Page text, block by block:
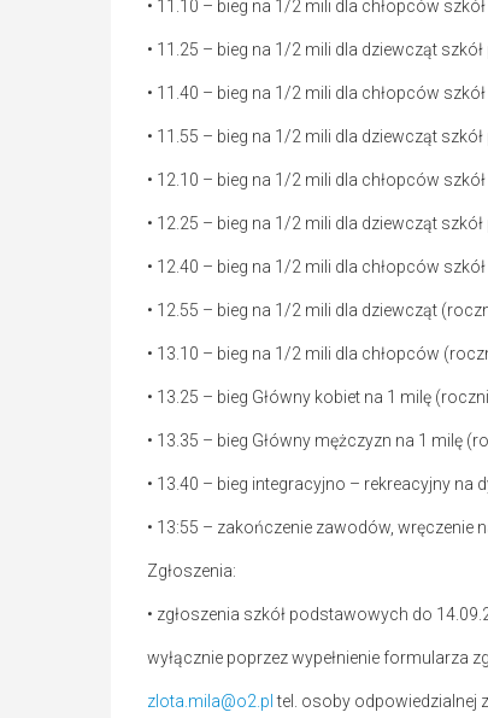
• 11.10 – bieg na 1/2 mili dla chłopców
• 11.25 – bieg na 1/2 mili dla dziewcząt
• 11.40 – bieg na 1/2 mili dla chłopców
• 11.55 – bieg na 1/2 mili dla dziewcząt
• 12.10 – bieg na 1/2 mili dla chłopców
• 12.25 – bieg na 1/2 mili dla dziewcząt
• 12.40 – bieg na 1/2 mili dla chłopców
• 12.55 – bieg na 1/2 mili dla dziewcząt
• 13.10 – bieg na 1/2 mili dla chłopców
• 13.25 – bieg Główny kobiet na 1 milę
• 13.35 – bieg Główny mężczyzn na 1 milę
• 13.40 – bieg integracyjno – rekreacyjny na
• 13:55 – zakończenie zawodów, wręczenie
Zgłoszenia:
• zgłoszenia szkół podstawowych do
wyłącznie poprzez wypełnienie formularza
zlota.mila@o2.pl tel. osoby odpowiedzialnej